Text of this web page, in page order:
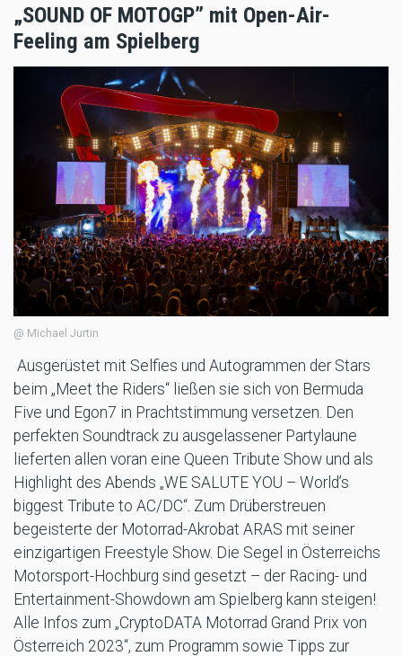
„SOUND OF MOTOGP” mit Open-Air-
Feeling am Spielberg
@ Michael Jurtin
Ausgerüstet mit Selfies und Autogrammen der Stars
beim „Meet the Riders“ ließen sie sich von Bermuda
Five und Egon7 in Prachtstimmung versetzen. Den
perfekten Soundtrack zu ausgelassener Partylaune
lieferten allen voran eine Queen Tribute Show und als
Highlight des Abends „WE SALUTE YOU – World’s
biggest Tribute to AC/DC“. Zum Drüberstreuen
begeisterte der Motorrad-Akrobat ARAS mit seiner
einzigartigen Freestyle Show. Die Segel in Österreichs
Motorsport-Hochburg sind gesetzt – der Racing- und
Entertainment-Showdown am Spielberg kann steigen!
Alle Infos zum „CryptoDATA Motorrad Grand Prix von
Österreich 2023“, zum Programm sowie Tipps zur